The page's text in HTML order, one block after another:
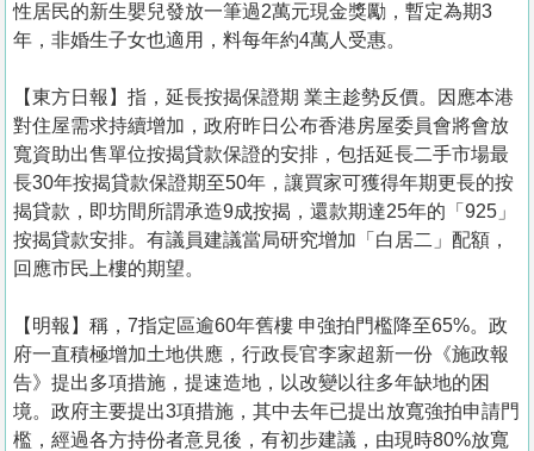
性居民的新生嬰兒發放一筆過2萬元現金獎勵，暫定為期3
年，非婚生子女也適用，料每年約4萬人受惠。
【東方日報】指，延長按揭保證期 業主趁勢反價。因應本港
對住屋需求持續增加，政府昨日公布香港房屋委員會將會放
寬資助出售單位按揭貸款保證的安排，包括延長二手市場最
長30年按揭貸款保證期至50年，讓買家可獲得年期更長的按
揭貸款，即坊間所謂承造9成按揭，還款期達25年的「925」
按揭貸款安排。有議員建議當局研究增加「白居二」配額，
回應市民上樓的期望。
【明報】稱，7指定區逾60年舊樓 申強拍門檻降至65%。政
府一直積極增加土地供應，行政長官李家超新一份《施政報
告》提出多項措施，提速造地，以改變以往多年缺地的困
境。政府主要提出3項措施，其中去年已提出放寬強拍申請門
檻，經過各方持份者意見後，有初步建議，由現時80%放寬